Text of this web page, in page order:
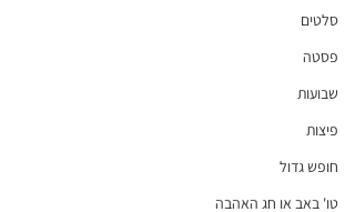
סלטים
פסטה
שבועות
פיצות
חופש גדול
טו' באב או חג האהבה